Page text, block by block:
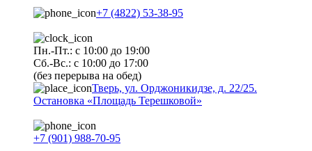
+7 (4822) 53-38-95
Пн.-Пт.: с 10:00 до 19:00
Сб.-Вс.: с 10:00 до 17:00
(без перерыва на обед)
Тверь, ул. Орджоникидзе, д. 22/25.
Остановка «Площадь Терешковой»
+7 (901) 988-70-95